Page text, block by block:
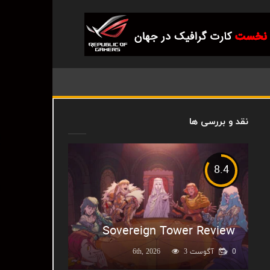
نقد و بررسی ها
8.4
Sovereign Tower Review
آگوست 6th, 2026 3 0